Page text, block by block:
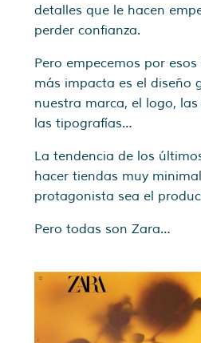
detalles que le hacen
perder confianza.
Pero empecemos por
más impacta es el diseño
nuestra marca, el logo,
las tipografías…
La tendencia de los
hacer tiendas muy
protagonista sea el
Pero todas son Zara…